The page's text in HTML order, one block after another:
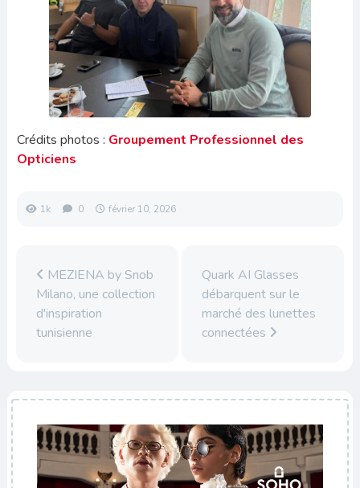
Crédits photos : Groupement Professionnel des
Opticiens
1k 0 février 10, 2026
MEZIENA by Snob
Milano, une collection
d'inspiration
tunisienne
Quark AI Glasses
débarquent sur le
marché des lunettes
connectées